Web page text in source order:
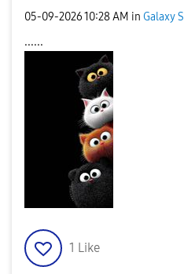
‎05-09-202610:28 AM in Galaxy S
......
1 Like